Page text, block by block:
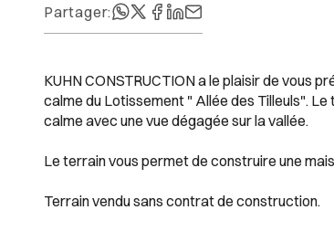
Partager:
KUHN CONSTRUCTION a le plaisir de vous
calme du Lotissement " Allée des Tilleuls".
calme avec une vue dégagée sur la vallée.
Le terrain vous permet de construire une
Terrain vendu sans contrat de construction.